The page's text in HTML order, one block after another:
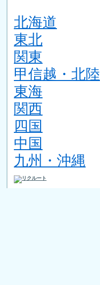
北海道
東北
関東
甲信越・北陸
東海
関西
四国
中国
九州・沖縄